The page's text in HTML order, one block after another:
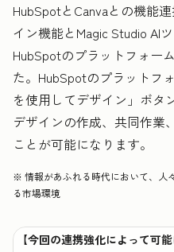
HubSpotとCanvaとの機能
イン機能とMagic Studio AI
HubSpotのプラットフォー
た。HubSpotのプラットフ
を使用してデザイン」ボタ
デザインの作成、共同作業
ことが可能になります。
※ 情報があふれる時代において、人
る市場環境
【今回の連携強化によって可能